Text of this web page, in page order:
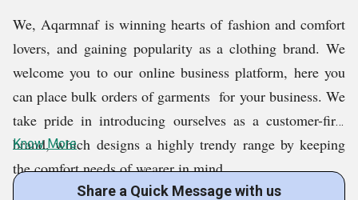
We, Aqarmnaf is winning hearts of fashion and comfort
lovers, and gaining popularity as a clothing brand. We
welcome you to our online business platform, here you
can place bulk orders of garments for your business. We
take pride in introducing ourselves as a customer-first
brand, which designs a highly trendy range by keeping
the comfort needs of wearer in mind.
Know More
Share a Quick Message with us